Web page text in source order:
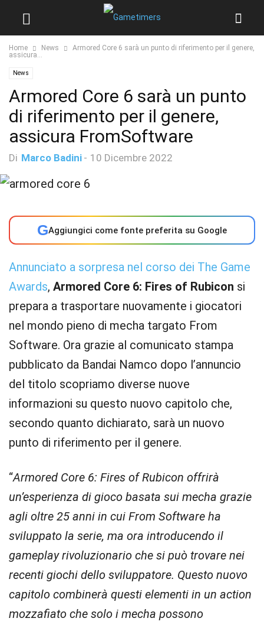
Home News
Armored Core 6 sarà un punto di riferimento per il genere,
assicura...
News
Armored Core 6 sarà un punto
di riferimento per il genere,
assicura FromSoftware
Di Marco Badini - 10 Dicembre 2022
GAggiungici come fonte preferita su Google
Annunciato a sorpresa nel corso dei The Game
Awards, Armored Core 6: Fires of Rubicon si
prepara a trasportare nuovamente i giocatori
nel mondo pieno di mecha targato From
Software. Ora grazie al comunicato stampa
pubblicato da Bandai Namco dopo l’annuncio
del titolo scopriamo diverse nuove
informazioni su questo nuovo capitolo che,
secondo quanto dichiarato, sarà un nuovo
punto di riferimento per il genere.
“Armored Core 6: Fires of Rubicon offrirà
un’esperienza di gioco basata sui mecha grazie
agli oltre 25 anni in cui From Software ha
sviluppato la serie, ma ora introducendo il
gameplay rivoluzionario che si può trovare nei
recenti giochi dello sviluppatore. Questo nuovo
capitolo combinerà questi elementi in un action
mozzafiato che solo i mecha possono